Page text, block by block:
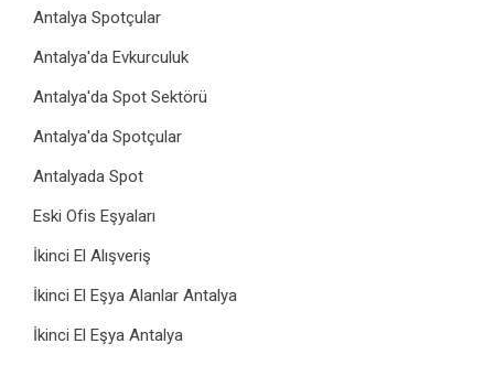
Antalya Spotçular
Antalya'da Evkurculuk
Antalya'da Spot Sektörü
Antalya'da Spotçular
Antalyada Spot
Eski Ofis Eşyaları
İkinci El Alışveriş
İkinci El Eşya Alanlar Antalya
İkinci El Eşya Antalya